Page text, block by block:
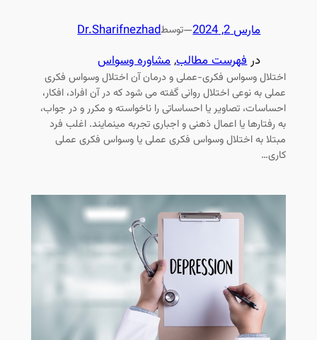
مارس 2, 2024 —توسطDr.Sharifnezhad
درفهرست مطالب, مشاوره وسواس
اختلال وسواس فکری-عملی و درمان آن اختلال وسواس فکری
عملی به نوعی اختلال روانی گفته می شود که در آن افراد، افکار،
احساسات، تصاویر یا احساساتی را ناخواسته و مکرر و در جواب،
به رفتارها یا اعمال ذهنی و اجباری تجربه مینمایند. اغلب فرد
مبتلا به اختلال وسواس فکری عملی یا وسواس فکری عملی
کاری…